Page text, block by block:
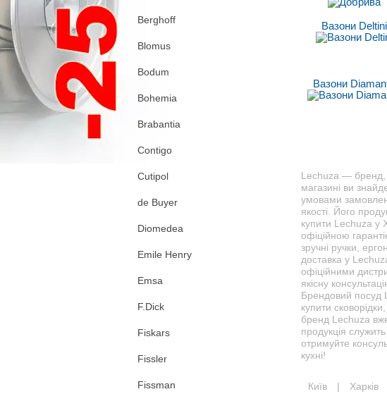
Berghoff
Blomus
Bodum
Bohemia
Brabantia
Contigo
Cutipol
de Buyer
Diomedea
Emile Henry
Emsa
F.Dick
Fiskars
Fissler
Fissman
Вазони Deltini
Вазони
Lechuza — бренд,
магазині ви
умовами
якості. Його
купити Lechuza у
офіційною
зручні ручки,
доставка у
офіційними
якісну
Брендовий посуд
купити
бренд Lechuza вже
продукція
отримуйте
кухні!
Київ | Харків